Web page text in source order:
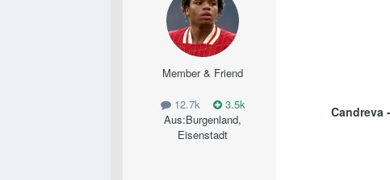
Member & Friend
12.7k
3.5k
Aus:Burgenland,
Eisenstadt
Candreva